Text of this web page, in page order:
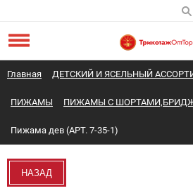
Главная ДЕТСКИЙ И ЯСЕЛЬНЫЙ
ПИЖАМЫ ПИЖАМЫ С
Пижама дев (АРТ. 7-35-1)
НАЗАД